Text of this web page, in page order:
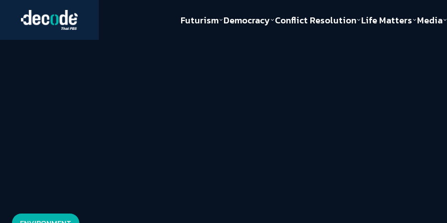
Futurism Democracy Conflict Resolution Life Matters Media